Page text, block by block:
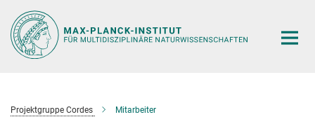
Hauptinhalt
Projektgruppe Cordes Mitarbeiter